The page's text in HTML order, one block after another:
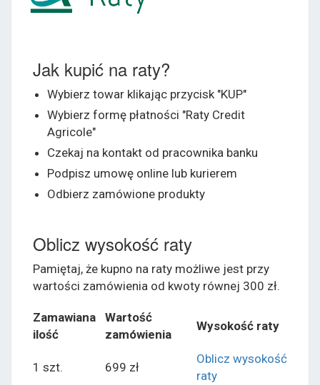
Jak kupić na raty?
Wybierz towar klikając przycisk "KUP"
Wybierz formę płatności "Raty Credit
Agricole"
Czekaj na kontakt od pracownika banku
Podpisz umowę online lub kurierem
Odbierz zamówione produkty
Oblicz wysokość raty
Pamiętaj, że kupno na raty możliwe jest przy
wartości zamówienia od kwoty równej 300 zł.
Zamawiana
ilość
Wartość
zamówienia
Wysokość raty
1 szt. 699 zł
Oblicz wysokość
raty